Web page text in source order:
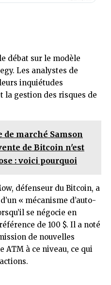
débat sur le modèle
Les analystes de
inquiétudes
la gestion des risques de
marché Samson
de Bitcoin n'est
: voici pourquoi
défenseur du Bitcoin, a
« mécanisme d’auto-
se négocie en
de 100 $. Il a noté
de nouvelles
ATM à ce niveau, ce qui